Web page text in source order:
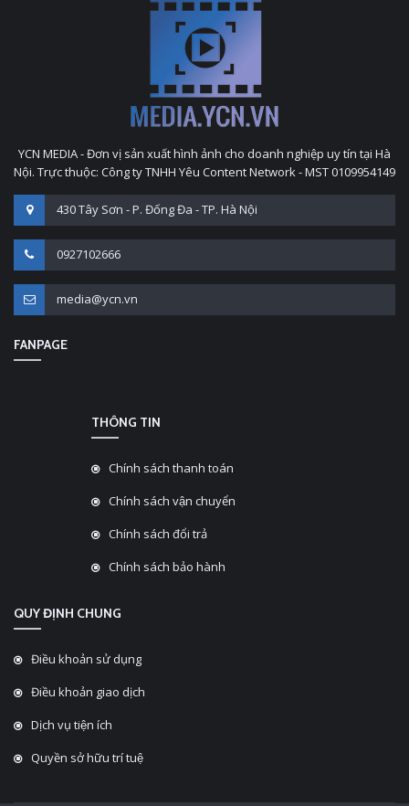
YCN MEDIA - Đơn vị sản xuất hình ảnh cho doanh nghiệp uy tín tại Hà
Nội. Trực thuộc: Công ty TNHH Yêu Content Network - MST 0109954149
430 Tây Sơn - P. Đống Đa - TP. Hà Nội
0927102666
media@ycn.vn
FANPAGE
THÔNG TIN
Chính sách thanh toán
Chính sách vận chuyển
Chính sách đổi trả
Chính sách bảo hành
QUY ĐỊNH CHUNG
Điều khoản sử dụng
Điều khoản giao dịch
Dịch vụ tiện ích
Quyền sở hữu trí tuệ